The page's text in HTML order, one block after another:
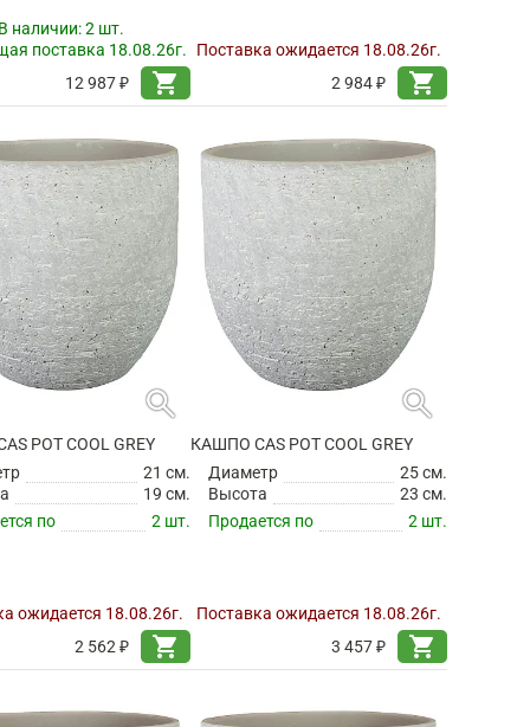
наличии:2 шт.
поставка 18.08.26г.
12 987 ₽
shopping_cart
Поставка ожидается 18.08.26г.
2 984 ₽
shopping_cart
search
POT COOL GREY
21 см.
19 см.
по
2 шт.
ожидается 18.08.26г.
2 562 ₽
shopping_cart
search
КАШПО CAS POT COOL GREY
Диаметр
25 см.
Высота
23 см.
Продается по
2 шт.
Поставка ожидается 18.08.26г.
3 457 ₽
shopping_cart